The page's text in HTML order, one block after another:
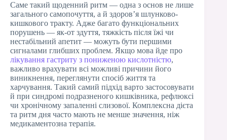
Саме такий щоденний ритм — одна з основ не лише
загального самопочуття, а й здоров’я шлунково-
кишкового тракту. Адже багато функціональних
порушень — як-от здуття, тяжкість після їжі чи
нестабільний апетит — можуть бути першими
сигналами глибших проблем. Якщо мова йде про
лікування гастриту з пониженою кислотністю,
важливо врахувати всі можливі причини його
виникнення, переглянути спосіб життя та
харчування. Такий самий підхід варто застосовувати
й при синдромі подразненого кишківника, рефлюксі
чи хронічному запаленні слизової. Комплексна дієта
та ритм дня часто мають не менше значення, ніж
медикаментозна терапія.